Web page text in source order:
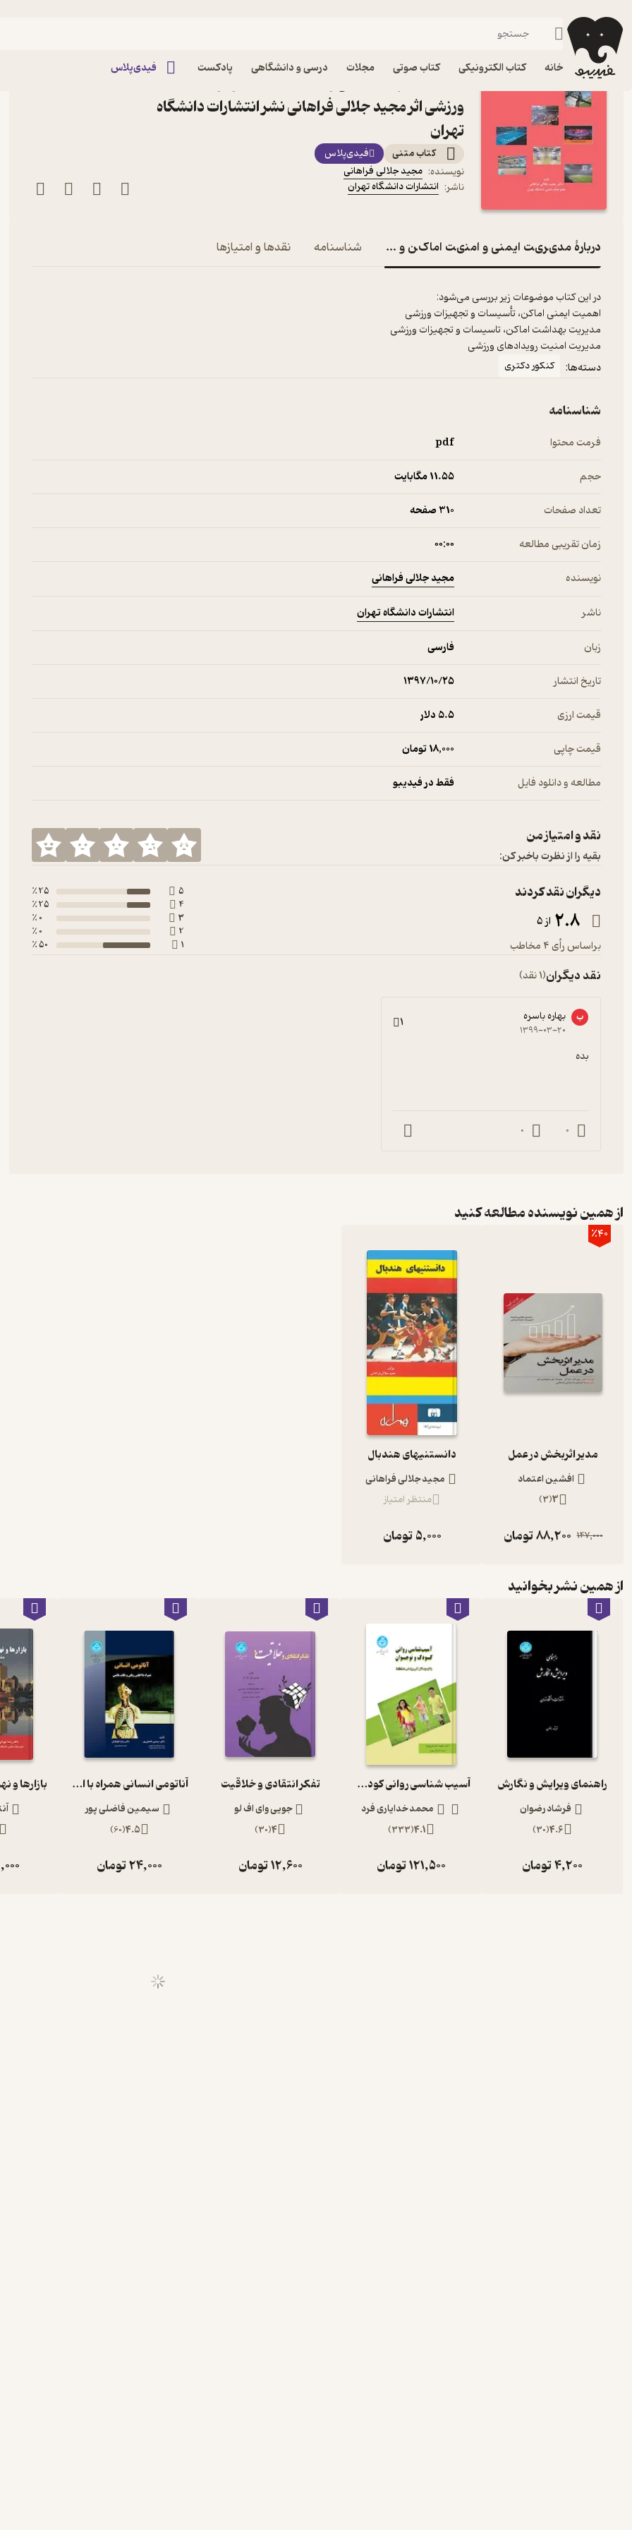
خانه کتاب الکترونیکی کتاب صوتی مجلات درسی و دانشگاهی پادکست فیدی‌پلاس
فیدیبو کتاب درسی، کتاب کمک درسی
ورزشی اثر مجید جلالی فراهانی نشر انتشارات دانشگاه
تهران
کتاب متنی
فیدی‌پلاس
نویسنده: مجید جلالی فراهانی
ناشر: انتشارات دانشگاه تهران
دربارۀ ﻣﺪیﺮیﺖ ایمنی و اﻣﻨیﺖ اﻣﺎکﻦ و رویﺪادﻫﺎی ورزشی
شناسنامه نقدها و امتیازها
ﻣﺪﻳﺮﻳﺖ اﻣﻨﻴﺖ روﻳﺪادﻫﺎی ورزشی
دسته‌ها: کنکور دکتری
شناسنامه
فرمت محتوا pdf
حجم 11.۵۵ مگابایت
تعداد صفحات 310 صفحه
زمان تقریبی مطالعه ۰۰:۰۰
نویسنده مجید جلالی فراهانی
ناشر انتشارات دانشگاه تهران
زبان فارسی
تاریخ انتشار ۱۳۹۷/۱۰/۲۵
قیمت ارزی 5.۵ دلار
قیمت چاپی 18,000 تومان
مطالعه و دانلود فایل فقط در فیدیبو
نقد و امتیاز من
بقیه را از نظرت باخبر کن:
دیگران نقد کردند
2.8 از 5
براساس رأی 4 مخاطب
5
25 ٪
4
25 ٪
3
0 ٪
2
0 ٪
1
50 ٪
نقد دیگران(1 نقد)
ب بهاره باسره
۱۳۹۹-۰۳-۲۰ 1
بده
0
0
از همین نویسنده مطالعه کنید
٪40
مدیر اثربخش در عمل
افشین اعتماد
3
(
3
)
147,000
88,200تومان
دانستنیهای هندبال
مجید جلالی فراهانی
منتظر امتیاز
5,000تومان
از همین نشر بخوانید
راهنمای ویرایش و نگارش
فرشاد رضوان
4.6
(
30
)
4,200تومان
آسیب شناسی روانی کودک و نوجوان با تجدید نظر کلی براساس DSM 5
محمد خدایاری فرد
4.1
(
333
)
121,500تومان
تفکر انتقادی و خلاقیت
جویی وای اف لو
4
(
30
)
12,600تومان
آناتومی انسانی همراه با اطلس رنگی و نکات بالینی
سیمین فاضلی پور
4.5
(
60
)
24,000تومان